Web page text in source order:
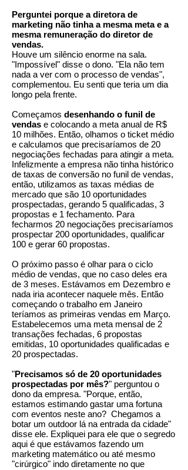
Perguntei porque a diretora de
marketing não tinha a mesma meta e a
mesma remuneração do diretor de
vendas.
Houve um silêncio enorme na sala.
"Impossível" disse o dono. "Ela não tem
nada a ver com o processo de vendas",
complementou. Eu senti que teria um dia
longo pela frente.
Começamos desenhando o funil de
vendas e colocando a meta anual de R$
10 milhões. Então, olhamos o ticket médio
e calculamos que precisaríamos de 20
negociações fechadas para atingir a meta.
Infelizmente a empresa não tinha histórico
de taxas de conversão no funil de vendas,
então, utilizamos as taxas médias de
mercado que são 10 oportunidades
prospectadas, gerando 5 qualificadas, 3
propostas e 1 fechamento. Para
fecharmos 20 negociações precisaríamos
prospectar 200 oportunidades, qualificar
100 e gerar 60 propostas.
O próximo passo é olhar para o ciclo
médio de vendas, que no caso deles era
de 3 meses. Estávamos em Dezembro e
nada iria acontecer naquele mês. Então
começando o trabalho em Janeiro
teríamos as primeiras vendas em Março.
Estabelecemos uma meta mensal de 2
transações fechadas, 6 propostas
emitidas, 10 oportunidades qualificadas e
20 prospectadas.
"Precisamos só de 20 oportunidades
prospectadas por mês?" perguntou o
dono da empresa. "Porque, então,
estamos estimando gastar uma fortuna
com eventos neste ano? Chegamos a
botar um outdoor lá na entrada da cidade"
disse ele. Expliquei para ele que o segredo
aqui é que estávamos fazendo um
marketing matemático ou até mesmo
"cirúrgico" indo diretamente no que